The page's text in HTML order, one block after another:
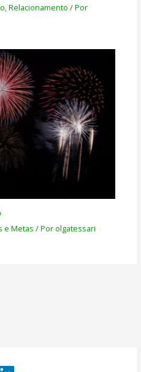
,Relacionamento / Por
e Metas / Porolgatessari